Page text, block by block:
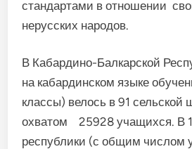
стандартами в отношении
нерусских народов.
В Кабардино-Балкарской
на кабардинском языке
классы) велось в 91
охватом 25928 учащихся. В
республики (с общим числом